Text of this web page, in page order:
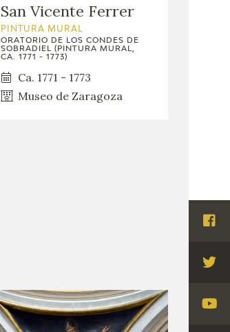
San Vicente Ferrer
PINTURA MURAL
ORATORIO DE LOS CONDES DE
SOBRADIEL (PINTURA MURAL,
CA. 1771 - 1773)
Ca. 1771 - 1773
Museo de Zaragoza